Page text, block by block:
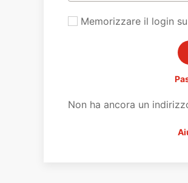
Memorizzare il login
Non ha ancora un